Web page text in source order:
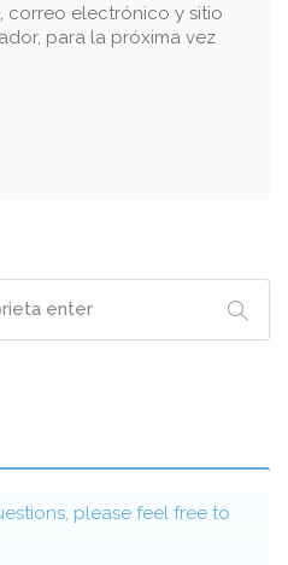
correo electrónico y sitio
para la próxima vez
please feel free to